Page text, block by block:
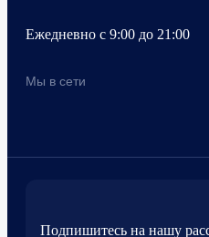
Ежедневно с 9:00 до 21:00
Мы в сети
Подпишитесь на нашу